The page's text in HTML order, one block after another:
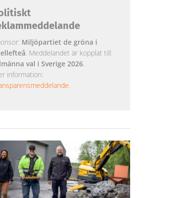
Miljöpartiet de gröna i
. Meddelandet är kopplat till:
val i Sverige 2026.
information:
.